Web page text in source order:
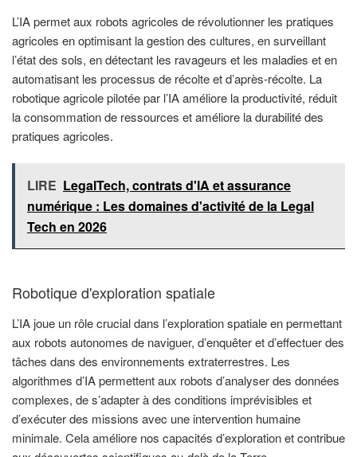
L’IA permet aux robots agricoles de révolutionner les pratiques
agricoles en optimisant la gestion des cultures, en surveillant
l’état des sols, en détectant les ravageurs et les maladies et en
automatisant les processus de récolte et d’après-récolte. La
robotique agricole pilotée par l’IA améliore la productivité, réduit
la consommation de ressources et améliore la durabilité des
pratiques agricoles.
LIRE LegalTech, contrats d'IA et assurance
numérique : Les domaines d'activité de la Legal
Tech en 2026
Robotique d'exploration spatiale
L’IA joue un rôle crucial dans l’exploration spatiale en permettant
aux robots autonomes de naviguer, d’enquêter et d’effectuer des
tâches dans des environnements extraterrestres. Les
algorithmes d’IA permettent aux robots d’analyser des données
complexes, de s’adapter à des conditions imprévisibles et
d’exécuter des missions avec une intervention humaine
minimale. Cela améliore nos capacités d’exploration et contribue